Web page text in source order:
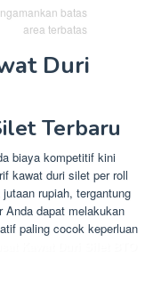
batas
area terbatas
Duri
Terbaru
biaya kompetitif kini
kawat duri silet per roll
rupiah, tergantung
Anda dapat melakukan
paling cocok keperluan